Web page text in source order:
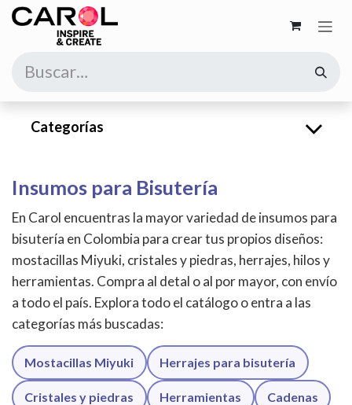
Ir al contenido
Categorías
Insumos para Bisutería
En Carol encuentras la mayor variedad de insumos para
bisutería en Colombia para crear tus propios diseños:
mostacillas Miyuki, cristales y piedras, herrajes, hilos y
herramientas. Compra al detal o al por mayor, con envío
a todo el país. Explora todo el catálogo o entra a las
categorías más buscadas:
Mostacillas Miyuki Herrajes para bisutería
Cristales y piedras Herramientas Cadenas